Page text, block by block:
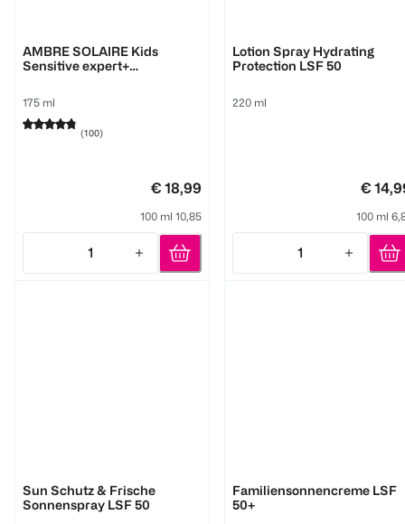
AMBRE SOLAIRE Kids
Sensitive expert+
175 ml
(100)
€ 18,99
100 ml 10,85
1
Quantity: 1
Lotion Spray Hydrating
Protection LSF 50
220 ml
€
100 ml
1
Quantity: 1
Sun Schutz & Frische
Sonnenspray LSF 50
Familiensonnencreme LSF
50+